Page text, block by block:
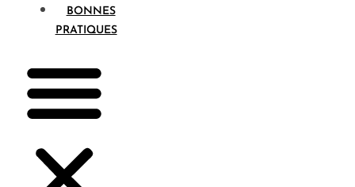
BONNES
PRATIQUES